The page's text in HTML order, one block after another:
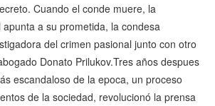
Cuando el conde muere, la
a su prometida, la condesa
del crimen pasional junto con otro
Donato Prilukov.Tres años despues
escandaloso de la epoca, un proceso
de la sociedad, revolucionó la prensa